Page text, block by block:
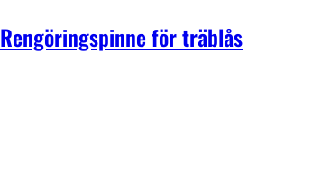
Rengöringspinne för träblås